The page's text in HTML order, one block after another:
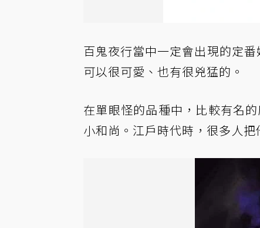
百鬼夜行當中一定會出現的定
可以很可愛、也有很兇猛的。
在單眼怪的品種中，比較有名
小和尚。江戶時代時，很多人把